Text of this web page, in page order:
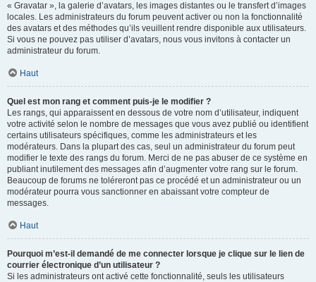
« Gravatar », la galerie d’avatars, les images distantes ou le transfert d’images
locales. Les administrateurs du forum peuvent activer ou non la fonctionnalité
des avatars et des méthodes qu’ils veuillent rendre disponible aux utilisateurs.
Si vous ne pouvez pas utiliser d’avatars, nous vous invitons à contacter un
administrateur du forum.
Haut
Quel est mon rang et comment puis-je le modifier ?
Les rangs, qui apparaissent en dessous de votre nom d’utilisateur, indiquent
votre activité selon le nombre de messages que vous avez publié ou identifient
certains utilisateurs spécifiques, comme les administrateurs et les
modérateurs. Dans la plupart des cas, seul un administrateur du forum peut
modifier le texte des rangs du forum. Merci de ne pas abuser de ce système en
publiant inutilement des messages afin d’augmenter votre rang sur le forum.
Beaucoup de forums ne toléreront pas ce procédé et un administrateur ou un
modérateur pourra vous sanctionner en abaissant votre compteur de
messages.
Haut
Pourquoi m’est-il demandé de me connecter lorsque je clique sur le lien de
courrier électronique d’un utilisateur ?
Si les administrateurs ont activé cette fonctionnalité, seuls les utilisateurs